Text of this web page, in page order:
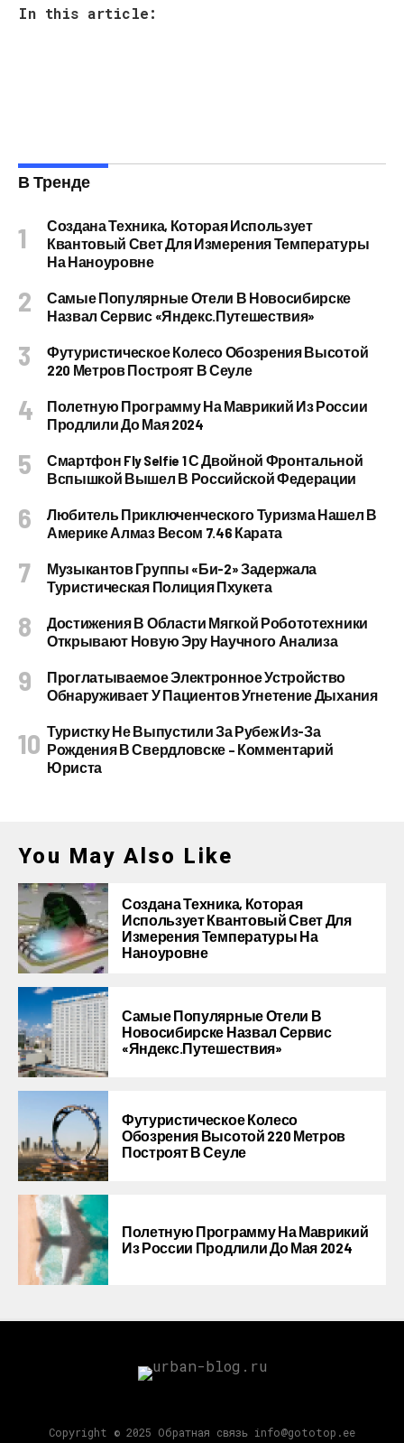
In this article:
В Тренде
Создана Техника, Которая Использует
Квантовый Свет Для Измерения Температуры
На Наноуровне
Самые Популярные Отели В Новосибирске
Назвал Сервис «Яндекс.Путешествия»
Футуристическое Колесо Обозрения Высотой
220 Метров Построят В Сеуле
Полетную Программу На Маврикий Из России
Продлили До Мая 2024
Смартфон Fly Selfie 1 С Двойной Фронтальной
Вспышкой Вышел В Российской Федерации
Любитель Приключенческого Туризма Нашел В
Америке Алмаз Весом 7.46 Карата
Музыкантов Группы «Би-2» Задержала
Туристическая Полиция Пхукета
Достижения В Области Мягкой Робототехники
Открывают Новую Эру Научного Анализа
Проглатываемое Электронное Устройство
Обнаруживает У Пациентов Угнетение Дыхания
Туристку Не Выпустили За Рубеж Из-За
Рождения В Свердловске – Комментарий
Юриста
You May Also Like
Создана Техника, Которая
Использует Квантовый Свет Для
Измерения Температуры На
Наноуровне
Самые Популярные Отели В
Новосибирске Назвал Сервис
«Яндекс.Путешествия»
Футуристическое Колесо
Обозрения Высотой 220 Метров
Построят В Сеуле
Полетную Программу На Маврикий
Из России Продлили До Мая 2024
Copyright © 2025 Обратная связь info@gototop.ee